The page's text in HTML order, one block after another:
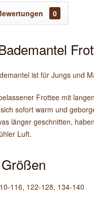
0
ist für Jungs und
Frottee mit
sofort warm und
länger geschnitten,
Luft.
116, 122-128, 134-140